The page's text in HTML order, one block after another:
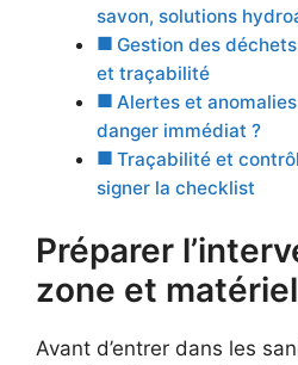
savon, solutions
Gestion des
et traçabilité
Alertes et
danger immédiat ?
Traçabilité et
signer la checklist
Préparer
zone et
Avant d’entrer dans les